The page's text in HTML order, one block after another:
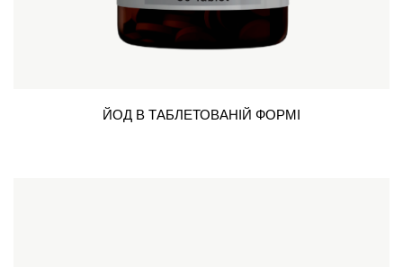
ЙОД В ТАБЛЕТОВАНІЙ ФОРМІ